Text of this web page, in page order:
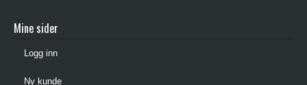
Mine sider
Logg inn
Ny kunde